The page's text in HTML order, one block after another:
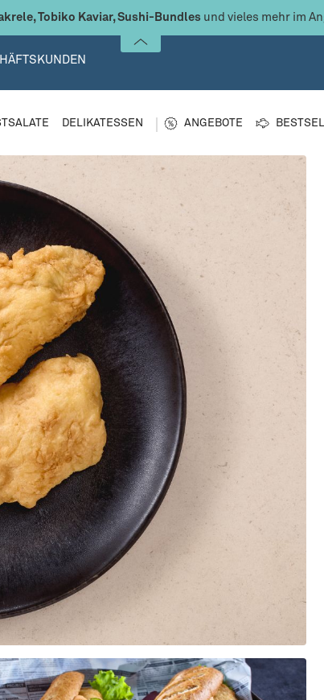
Tobiko Kaviar, Sushi-Bundles und vieles mehr im
DELIKATESSEN ANGEBOTE